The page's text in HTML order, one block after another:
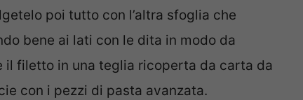
poi tutto con l’altra sfoglia che
bene ai lati con le dita in modo da
il filetto in una teglia ricoperta da carta da
con i pezzi di pasta avanzata.